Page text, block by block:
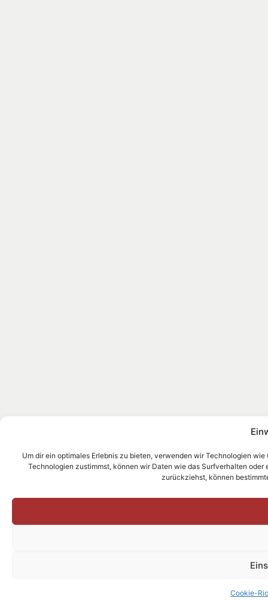
Um dir ein optimales Erlebnis zu bieten, verwenden wir Technologien
Technologien zustimmst, können wir Daten wie das Surfverhalten
zurückziehst, können
Cookie-